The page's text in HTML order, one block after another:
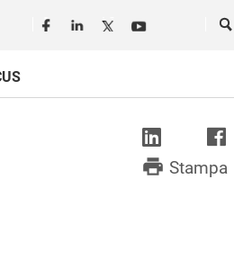
Seguici in rete
print Stampa